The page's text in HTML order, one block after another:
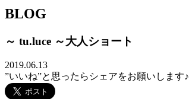
BLOG
～ tu.luce ～大人ショート
2019.06.13
”いいね”と思ったらシェアをお願いします♪